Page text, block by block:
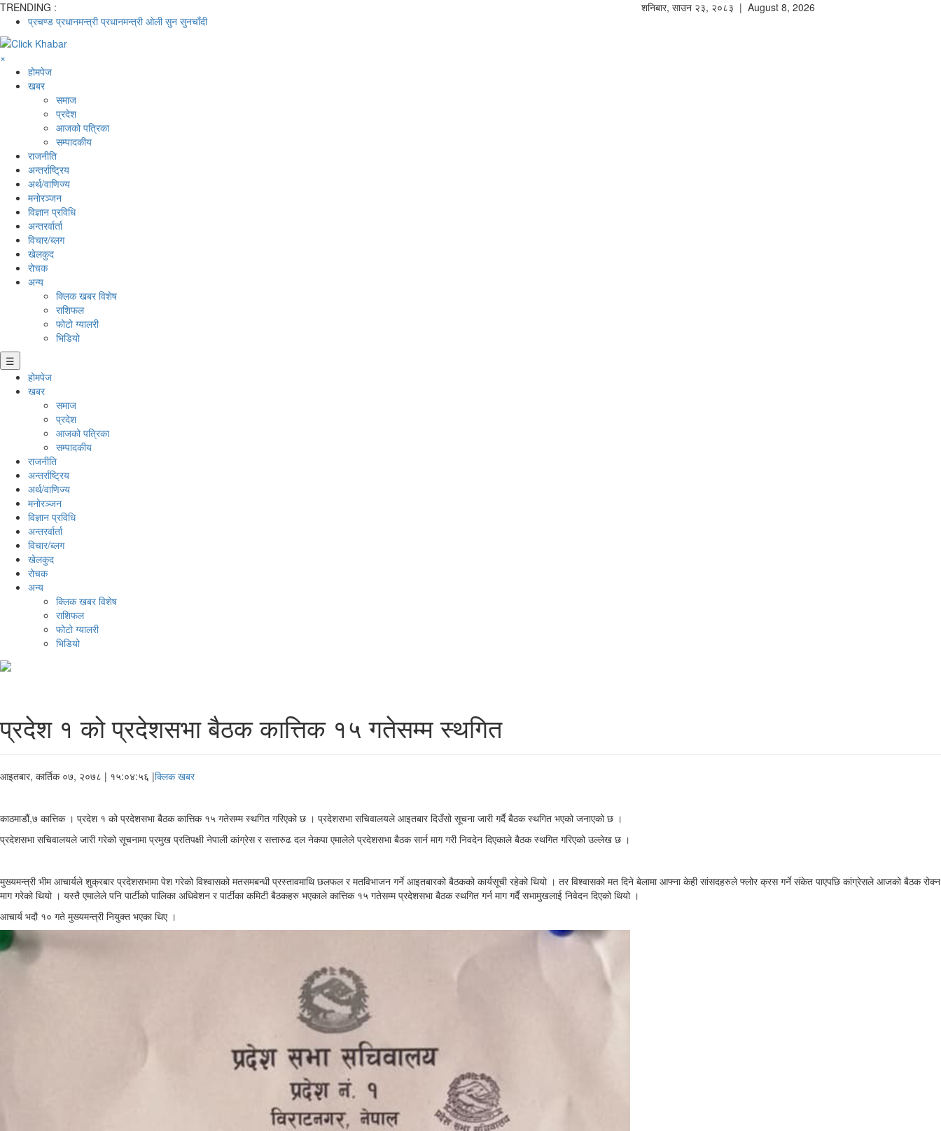
TRENDING :
प्रचण्ड प्रधानमन्त्री प्रधानमन्त्री ओली सुन सुनचाँदी
शनिबार, साउन २३, २०८३ | August 8, 2026
×
होमपेज
खबर
समाज
प्रदेश
आजको पत्रिका
सम्पादकीय
राजनीति
अन्तर्राष्ट्रिय
अर्थ/वाणिज्य
मनाेरञ्जन
विज्ञान प्रविधि
अन्तरर्वार्ता
विचार/ब्लग
खेलकुद
रोचक
अन्य
क्लिक खबर विशेष
राशिफल
फोटो ग्यालरी
भिडियो
☰
होमपेज
खबर
समाज
प्रदेश
आजको पत्रिका
सम्पादकीय
राजनीति
अन्तर्राष्ट्रिय
अर्थ/वाणिज्य
मनाेरञ्जन
विज्ञान प्रविधि
अन्तरर्वार्ता
विचार/ब्लग
खेलकुद
रोचक
अन्य
क्लिक खबर विशेष
राशिफल
फोटो ग्यालरी
भिडियो
प्रदेश १ को प्रदेशसभा बैठक कात्तिक १५ गतेसम्म स्थगित
आइतबार, कार्तिक ०७, २०७८ | १५:०४:५६ |क्लिक खबर
काठमाडौं,७ कात्तिक । प्रदेश १ को प्रदेशसभा बैठक कात्तिक १५ गतेसम्म स्थगित गरिएको छ । प्रदेशसभा सचिवालयले आइतबार दिउँसो सूचना जारी गर्दै बैठक स्थगित भएको जनाएको छ ।
प्रदेशसभा सचिवालयले जारी गरेको सूचनामा प्रमुख प्रतिपक्षी नेपाली कांग्रेस र सत्तारुढ दल नेकपा एमालेले प्रदेशसभा बैठक सार्न माग गरी निवदेन दिएकाले बैठक स्थगित गरिएको उल्लेख छ ।
मुख्यमन्त्री भीम आचार्यले शुक्रबार प्रदेशसभामा पेश गरेको विश्वासको मतसमबन्धी प्रस्तावमाथि छलफल र मतविभाजन गर्ने आइतबारको बैठकको कार्यसूची रहेको थियो । तर विश्वासको मत दिने बेलामा आफ्ना केही सांसदहरुले फ्लोर क्रस गर्ने संकेत पाएपछि कांग्रेसले आजको बैठक रोक्न
माग गरेको थियो । यस्तै एमालेले पनि पार्टीको पालिका अधिवेशन र पार्टीका कमिटी बैठकहरु भएकाले कात्तिक १५ गतेसम्म प्रदेशसभा बैठक स्थगित गर्न माग गर्दै सभामुखलाई निवेदन दिएको थियो ।
आचार्य भदौ १० गते मुख्यमन्त्री नियुक्त भएका थिए ।